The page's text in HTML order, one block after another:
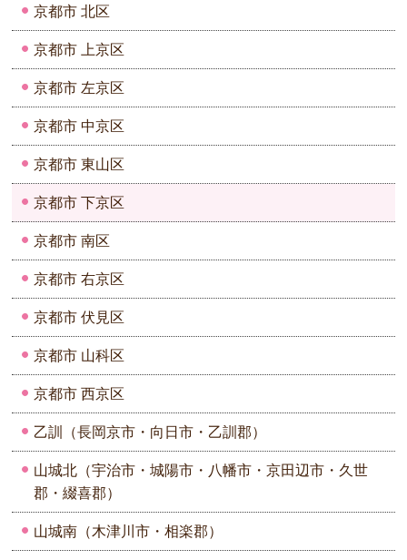
京都市 北区
京都市 上京区
京都市 左京区
京都市 中京区
京都市 東山区
京都市 下京区
京都市 南区
京都市 右京区
京都市 伏見区
京都市 山科区
京都市 西京区
乙訓（長岡京市・向日市・乙訓郡）
山城北（宇治市・城陽市・八幡市・京田辺市・久世
郡・綴喜郡）
山城南（木津川市・相楽郡）